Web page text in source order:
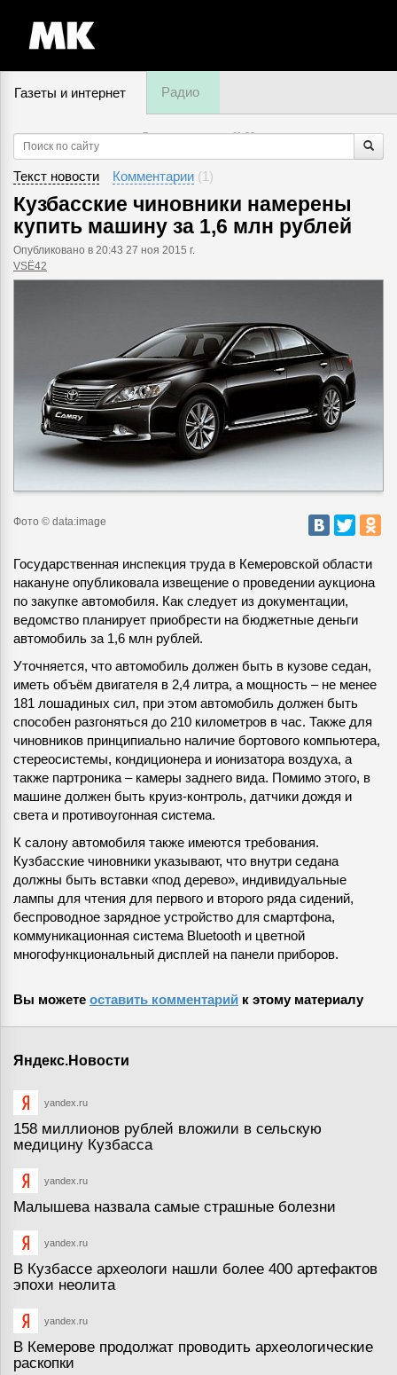
Газеты и интернет Радио
7 августа, пятница,11:30
Текст новости Комментарии (1 )
Кузбасские чиновники намерены
купить машину за 1,6 млн рублей
Опубликовано в 20:43 27 ноя 2015 г.
VSЁ42
Фото © data:image
Государственная инспекция труда в Кемеровской области
накануне опубликовала извещение о проведении аукциона
по закупке автомобиля. Как следует из документации,
ведомство планирует приобрести на бюджетные деньги
автомобиль за 1,6 млн рублей.
Уточняется, что автомобиль должен быть в кузове седан,
иметь объём двигателя в 2,4 литра, а мощность – не менее
181 лошадиных сил, при этом автомобиль должен быть
способен разгоняться до 210 километров в час. Также для
чиновников принципиально наличие бортового компьютера,
стереосистемы, кондиционера и ионизатора воздуха, а
также партроника – камеры заднего вида. Помимо этого, в
машине должен быть круиз-контроль, датчики дождя и
света и противоугонная система.
К салону автомобиля также имеются требования.
Кузбасские чиновники указывают, что внутри седана
должны быть вставки «под дерево», индивидуальные
лампы для чтения для первого и второго ряда сидений,
беспроводное зарядное устройство для смартфона,
коммуникационная система Bluetooth и цветной
многофункциональный дисплей на панели приборов.
Вы можете оставить комментарий к этому материалу
Яндекс.Новости
yandex.ru
158 миллионов рублей вложили в сельскую
медицину Кузбасса
yandex.ru
Малышева назвала самые страшные болезни
yandex.ru
В Кузбассе археологи нашли более 400 артефактов
эпохи неолита
yandex.ru
В Кемерове продолжат проводить археологические
раскопки